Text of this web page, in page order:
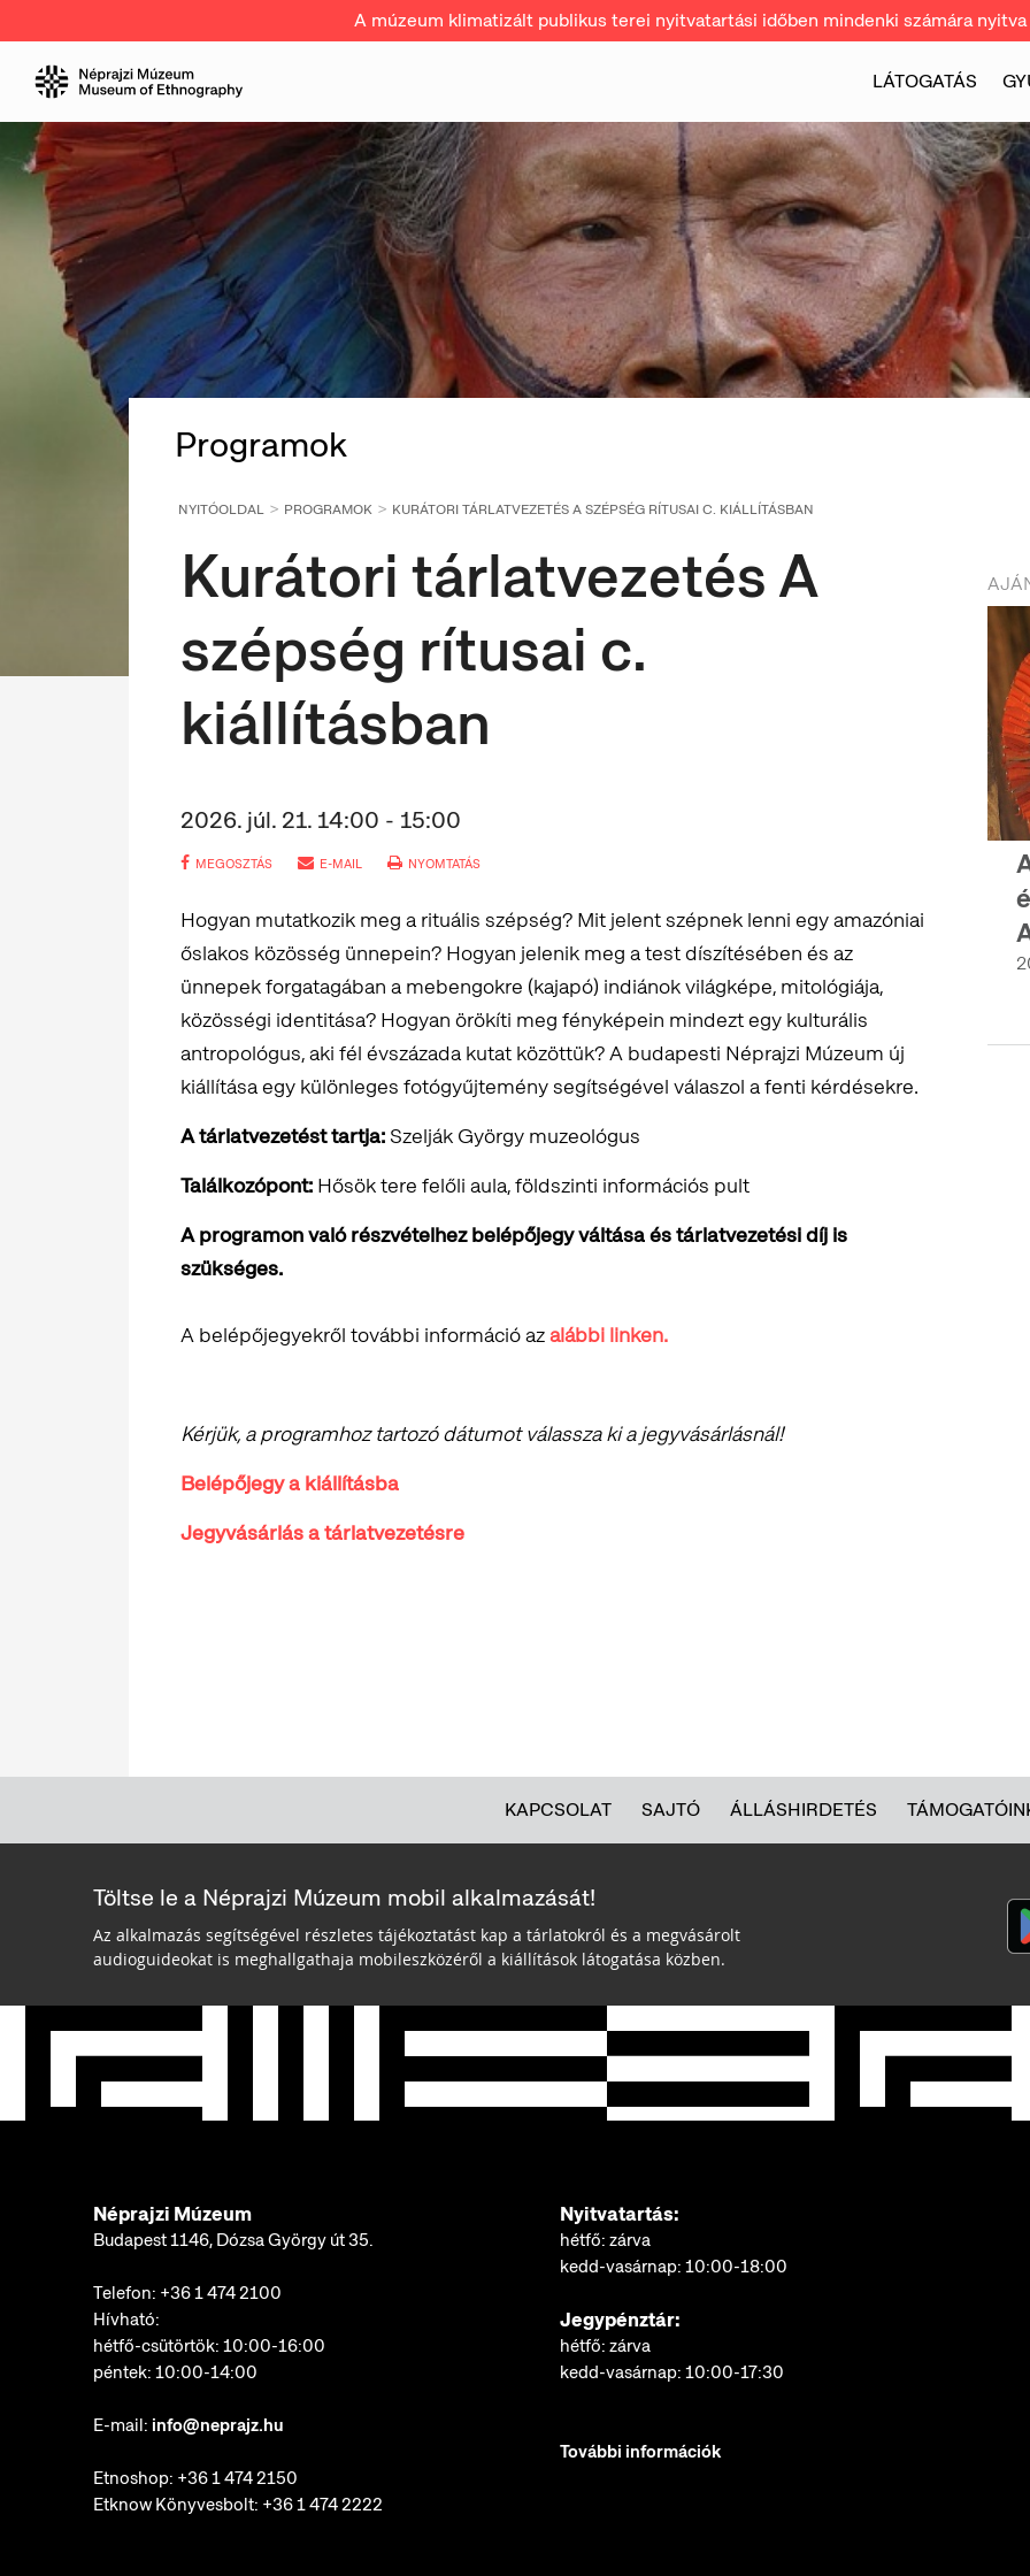
A múzeum klimatizált publikus terei nyitvatartási időben mindenki számára nyitva
LÁTOGATÁS
Programok
NYITÓOLDAL PROGRAMOK KURÁTORI TÁRLATVEZETÉS A SZÉPSÉG RÍTUSAI C. KIÁLLÍTÁSBAN
Kurátori tárlatvezetés A
szépség rítusai c.
kiállításban
2026. júl. 21. 14:00 - 15:00
MEGOSZTÁS E-MAIL NYOMTATÁS
Hogyan mutatkozik meg a rituális szépség? Mit jelent szépnek lenni egy amazóniai
őslakos közösség ünnepein? Hogyan jelenik meg a test díszítésében és az
ünnepek forgatagában a mebengokre (kajapó) indiánok világképe, mitológiája,
közösségi identitása? Hogyan örökíti meg fényképein mindezt egy kulturális
antropológus, aki fél évszázada kutat közöttük? A budapesti Néprajzi Múzeum új
kiállítása egy különleges fotógyűjtemény segítségével válaszol a fenti kérdésekre.
A tárlatvezetést tartja: Szelják György muzeológus
Találkozópont: Hősök tere felőli aula, földszinti információs pult
A programon való részvételhez belépőjegy váltása és tárlatvezetési díj is
szükséges.
A belépőjegyekről további információ azalábbi linken.
Kérjük, a programhoz tartozó dátumot válassza ki a jegyvásárlásnál!
Belépőjegy a kiállításba
Jegyvásárlás a tárlatvezetésre
KAPCSOLAT SAJTÓ ÁLLÁSHIRDETÉS
Töltse le a Néprajzi Múzeum mobil alkalmazását!
Az alkalmazás segítségével részletes tájékoztatást kap a tárlatokról és a megvásárolt
audioguideokat is meghallgathaja mobileszközéről a kiállítások látogatása közben.
Néprajzi Múzeum
Budapest 1146, Dózsa György út 35.
Telefon: +36 1 474 2100
Hívható:
hétfő-csütörtök: 10:00-16:00
péntek: 10:00-14:00
E-mail: info@neprajz.hu
Etnoshop: +36 1 474 2150
Etknow Könyvesbolt: +36 1 474 2222
Nyitvatartás:
hétfő: zárva
kedd-vasárnap: 10:00-18:00
Jegypénztár:
hétfő: zárva
kedd-vasárnap: 10:00-17:30
További információk